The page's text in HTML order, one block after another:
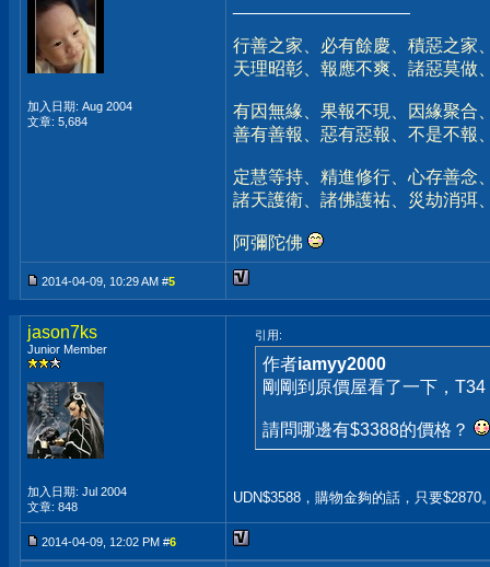
加入日期: Aug 2004
文章: 5,684
行善之家、必有餘慶、積惡之家
天理昭彰、報應不爽、諸惡莫做
有因無緣、果報不現、因緣聚合
善有善報、惡有惡報、不是不報
定慧等持、精進修行、心存善念
諸天護衛、諸佛護祐、災劫消弭
阿彌陀佛
2014-04-09, 10:29 AM #5
jason7ks
Junior Member
加入日期: Jul 2004
文章: 848
引用:
作者iamyy2000
剛剛到原價屋看了一下，
請問哪邊有$3388的價格？
UDN$3588，購物金夠的話，只要$2870
2014-04-09, 12:02 PM #6